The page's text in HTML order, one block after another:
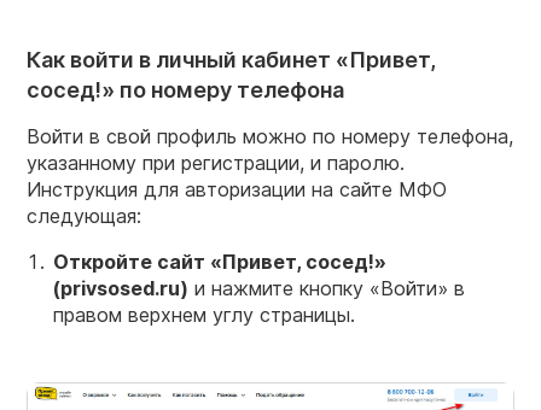
Как войти в личный кабинет «Привет,
сосед!» по номеру телефона
Войти в свой профиль можно по номеру телефона,
указанному при регистрации, и паролю.
Инструкция для авторизации на сайте МФО
следующая:
Откройте сайт «Привет, сосед!»
(privsosed.ru) и нажмите кнопку «Войти» в
правом верхнем углу страницы.